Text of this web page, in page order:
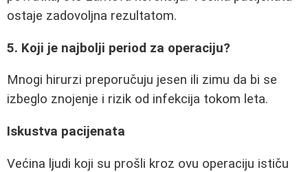
ostaje zadovoljna rezultatom.
5. Koji je najbolji period za operaciju?
Mnogi hirurzi preporučuju jesen ili zimu da bi se
izbeglo znojenje i rizik od infekcija tokom leta.
Iskustva pacijenata
Većina ljudi koji su prošli kroz ovu operaciju ističu